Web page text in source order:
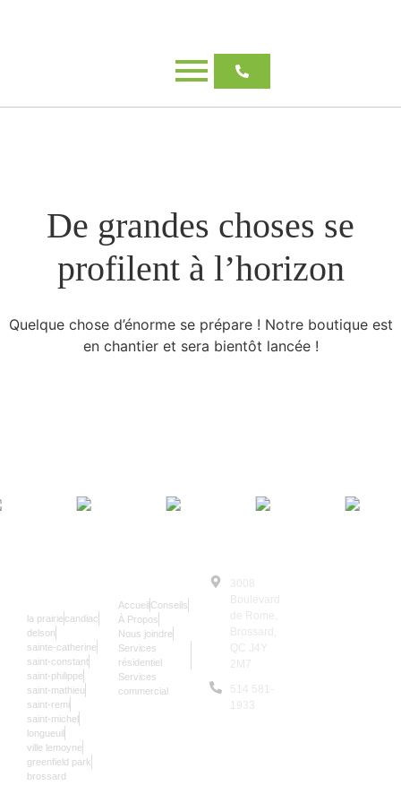
De grandes choses se
profilent à l’horizon
Quelque chose d’énorme se prépare ! Notre boutique est
en chantier et sera bientôt lancée !
la prairie candiac
delson
sainte-catherine
saint-constant
saint-philippe
saint-mathieu
saint-remi
saint-michel
longueuil
ville lemoyne
greenfield park
brossard
Accueil Conseils
À Propos
Nous joindre
Services
résidentiel
Services
commercial
3008
Boulevard
de Rome,
Brossard,
QC J4Y
2M7
514 581-
1933